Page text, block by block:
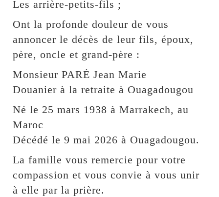
Les arrière-petits-fils ;
Ont la profonde douleur de vous
annoncer le décès de leur fils, époux,
père, oncle et grand-père :
Monsieur PARÉ Jean Marie
Douanier à la retraite à Ouagadougou
Né le 25 mars 1938 à Marrakech, au
Maroc
Décédé le 9 mai 2026 à Ouagadougou.
La famille vous remercie pour votre
compassion et vous convie à vous unir
à elle par la prière.